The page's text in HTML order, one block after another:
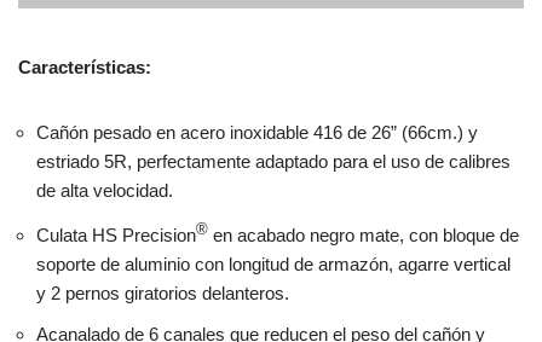
El diseño del armazón cilíndrico proporciona una base sólida
La cara del cerrojo empotrada se bloquea dentro de la
recámara avellanada del cañón que está rodeada por el
armazón, formando “tres anillos de acero” que encierran la
El extractor integral está colocado en una ranura dentro del
borde de la cara del cerrojo, soportando uniformemente la